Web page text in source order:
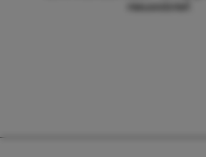
nieuwsbrief.